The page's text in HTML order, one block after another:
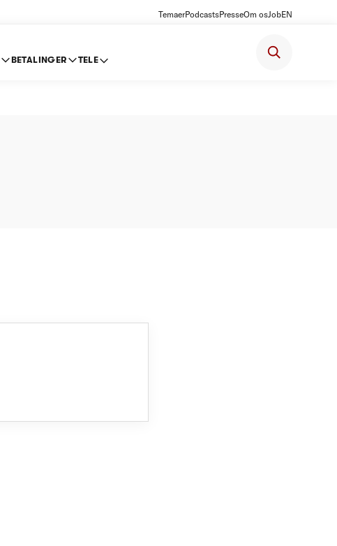
TemaerPodcastsPresseOm osJobEN
BETALINGER TELE